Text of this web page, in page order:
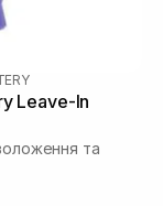
Leave-In
та